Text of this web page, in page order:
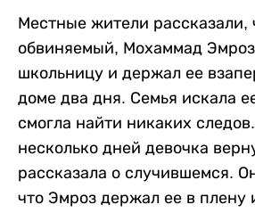
Местные жители рассказали,
обвиняемый, Мохаммад
школьницу и держал ее
доме два дня. Семья искала
смогла найти никаких
несколько дней девочка
рассказала о случившемся.
что Эмроз держал ее в плену